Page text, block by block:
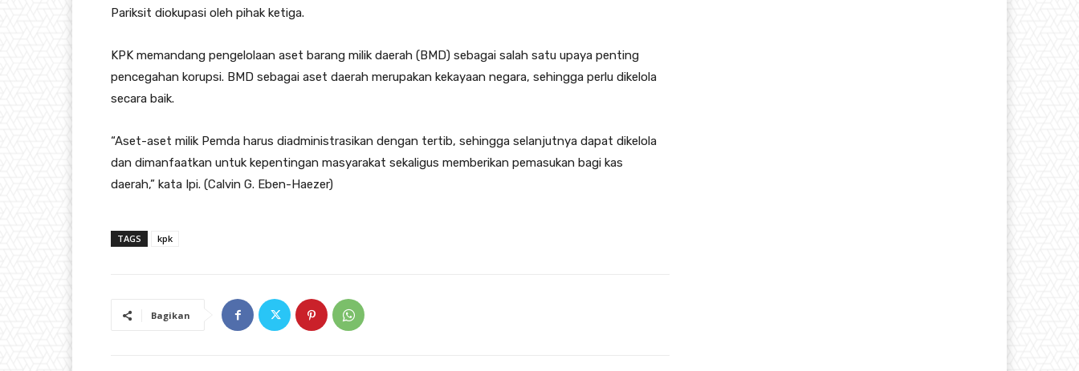
Pariksit diokupasi oleh pihak ketiga.
KPK memandang pengelolaan aset barang milik daerah (BMD) sebagai salah satu upaya penting
pencegahan korupsi. BMD sebagai aset daerah merupakan kekayaan negara, sehingga perlu dikelola
secara baik.
“Aset-aset milik Pemda harus diadministrasikan dengan tertib, sehingga selanjutnya dapat dikelola
dan dimanfaatkan untuk kepentingan masyarakat sekaligus memberikan pemasukan bagi kas
daerah,” kata Ipi. (Calvin G. Eben-Haezer)
TAGS kpk
Bagikan